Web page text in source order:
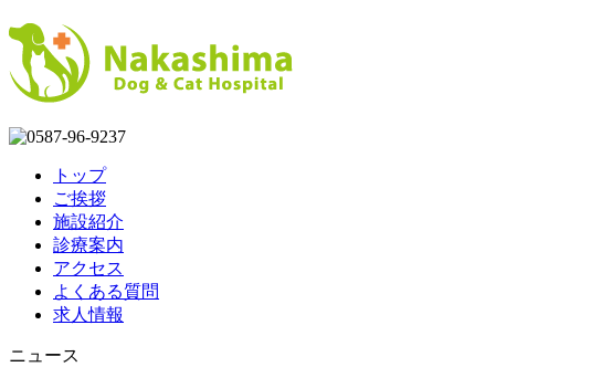
トップ
ご挨拶
施設紹介
診療案内
アクセス
よくある質問
求人情報
ニュース